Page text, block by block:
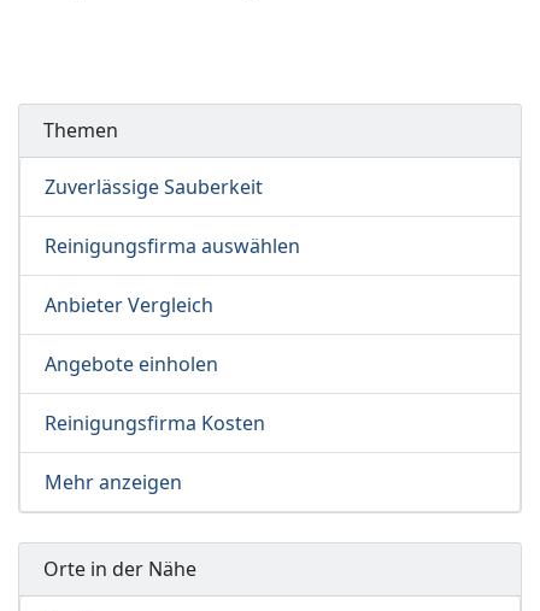
Themen
Zuverlässige Sauberkeit
Reinigungsfirma auswählen
Anbieter Vergleich
Angebote einholen
Reinigungsfirma Kosten
Mehr anzeigen
Orte in der Nähe